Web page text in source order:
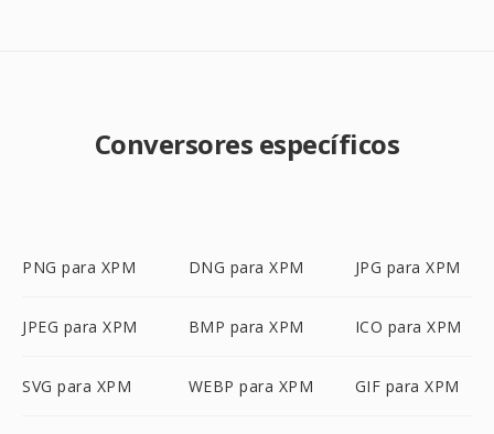
Conversores específicos
PNG para XPM DNG para XPM JPG para XPM
JPEG para XPM BMP para XPM ICO para XPM
SVG para XPM WEBP para XPM GIF para XPM